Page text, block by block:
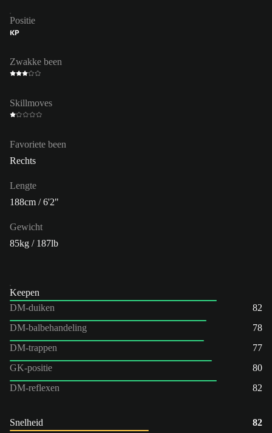
Positie
KP
Zwakke been
Skillmoves
Favoriete been
Rechts
Lengte
188cm / 6'2"
Gewicht
85kg / 187lb
Keepen
DM-duiken
82
DM-balbehandeling
78
DM-trappen
77
GK-positie
80
DM-reflexen
82
Snelheid
82